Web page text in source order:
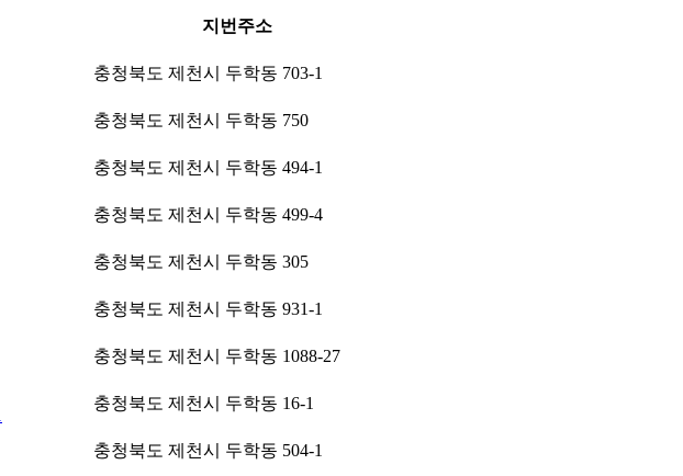
지번주소
충청북도 제천시 두학동 703-1
충청북도 제천시 두학동 750
충청북도 제천시 두학동 494-1
충청북도 제천시 두학동 499-4
충청북도 제천시 두학동 305
충청북도 제천시 두학동 931-1
충청북도 제천시 두학동 1088-27
충청북도 제천시 두학동 16-1
충청북도 제천시 두학동 504-1